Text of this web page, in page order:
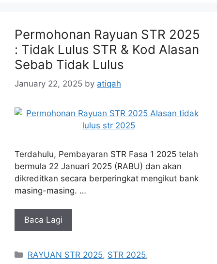
Permohonan Rayuan STR 2025
: Tidak Lulus STR & Kod Alasan
Sebab Tidak Lulus
January 22, 2025 by atiqah
Terdahulu, Pembayaran STR Fasa 1 2025 telah
bermula 22 Januari 2025 (RABU) dan akan
dikreditkan secara berperingkat mengikut bank
masing-masing. …
Baca Lagi
Categories
RAYUAN STR 2025, STR 2025,